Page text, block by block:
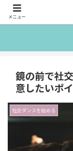
鏡の前で社
意したいポ
社交ダンスを始める
メニュー